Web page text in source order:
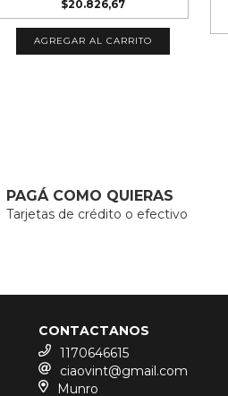
$20.826,67
AGREGAR AL CARRITO
PAGÁ COMO QUIERAS
Tarjetas de crédito o efectivo
CONTACTANOS
1170646615
ciaovint@gmail.com
Munro